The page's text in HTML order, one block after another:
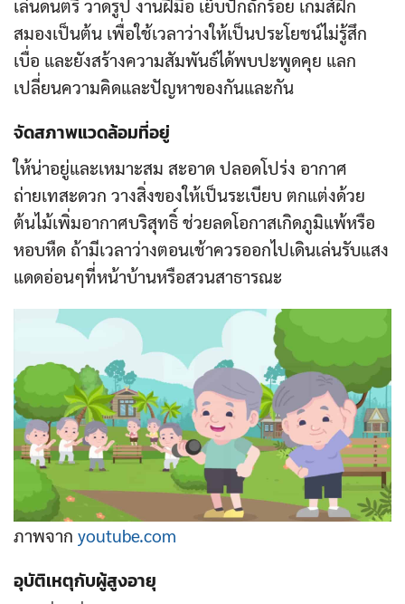
เล่นดนตรี วาดรูป งานฝีมือ เย็บปักถักร้อย เกมส์ฝึก
สมองเป็นต้น เพื่อใช้เวลาว่างให้เป็นประโยชน์ไม่รู้สึก
เบื่อ และยังสร้างความสัมพันธ์ได้พบปะพูดคุย แลก
เปลี่ยนความคิดและปัญหาของกันและกัน
จัดสภาพแวดล้อมที่อยู่
ให้น่าอยู่และเหมาะสม สะอาด ปลอดโปร่ง อากาศ
ถ่ายเทสะดวก วางสิ่งของให้เป็นระเบียบ ตกแต่งด้วย
ต้นไม้เพิ่มอากาศบริสุทธิ์ ช่วยลดโอกาสเกิดภูมิแพ้หรือ
หอบหืด ถ้ามีเวลาว่างตอนเช้าควรออกไปเดินเล่นรับแสง
แดดอ่อนๆที่หน้าบ้านหรือสวนสาธารณะ
ภาพจาก youtube.com
อุบัติเหตุกับผู้สูงอายุ